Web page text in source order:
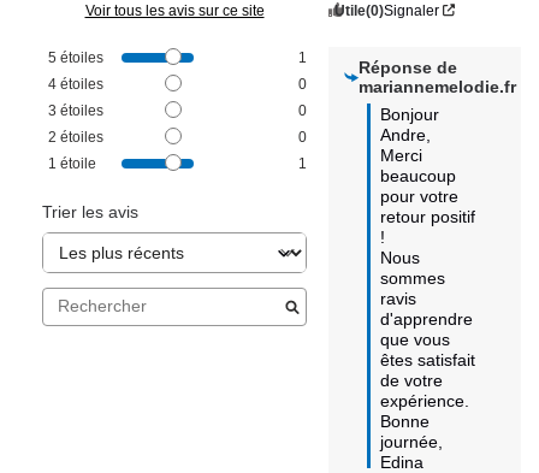
Voir tous les avis sur ce site
5 étoiles
1
4 étoiles
0
3 étoiles
0
2 étoiles
0
1 étoile 1
Trier les avis
Utile(0)Signaler
Réponse de
mariannemelodie.fr
Bonjour
Andre,
Merci
beaucoup
pour votre
retour positif
!
Nous
sommes
ravis
d'apprendre
que vous
êtes satisfait
de votre
expérience.
Bonne
journée,
Edina